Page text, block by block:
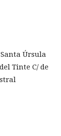
Úrsula
Tinte C/ de